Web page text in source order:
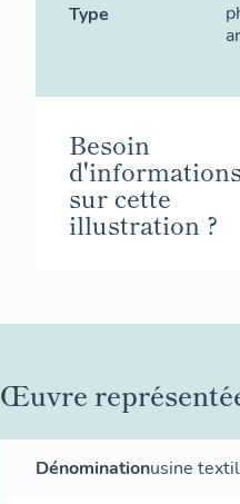
Type
Besoin
sur cette
illustration ?
Œuvre
Dénominationusine